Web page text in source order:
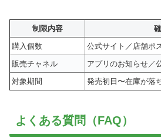
制限内容
購入個数
公式サイト／店舗ポ
販売チャネル
アプリのお知らせ／
対象期間
発売初日〜在庫が落
よくある質問（FAQ）